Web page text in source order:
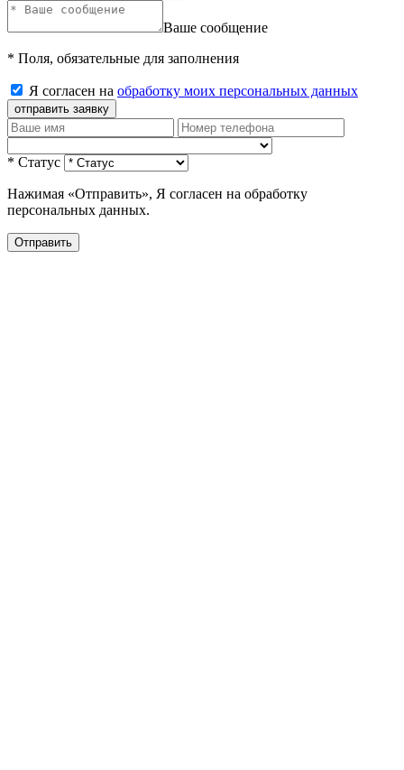
Ваше сообщение
* Поля, обязательные для заполнения
Я согласен на обработку моих персональных данных
отправить заявку
* Статус
Нажимая «Отправить», Я согласен на обработку
персональных данных.